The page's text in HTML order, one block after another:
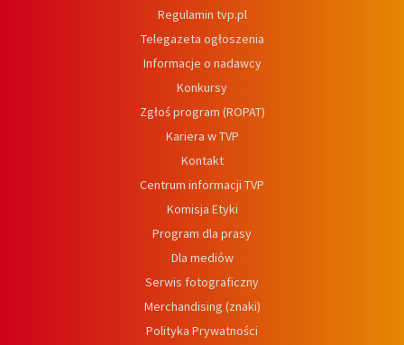
Regulamin tvp.pl
Telegazeta ogłoszenia
Informacje o nadawcy
Konkursy
Zgłoś program (ROPAT)
Kariera w TVP
Kontakt
Centrum informacji TVP
Komisja Etyki
Program dla prasy
Dla mediów
Serwis fotograficzny
Merchandising (znaki)
Polityka Prywatności